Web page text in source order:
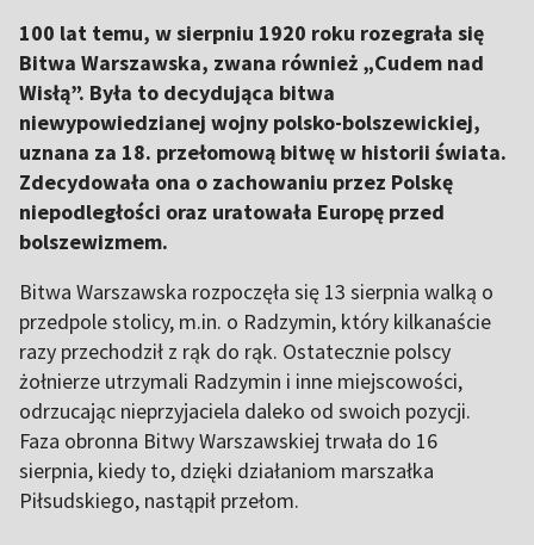
100 lat temu, w sierpniu 1920 roku rozegrała się
Bitwa Warszawska, zwana również „Cudem nad
Wisłą”. Była to decydująca bitwa
niewypowiedzianej wojny polsko-bolszewickiej,
uznana za 18. przełomową bitwę w historii świata.
Zdecydowała ona o zachowaniu przez Polskę
niepodległości oraz uratowała Europę przed
bolszewizmem.
Bitwa Warszawska rozpoczęła się 13 sierpnia walką o
przedpole stolicy, m.in. o Radzymin, który kilkanaście
razy przechodził z rąk do rąk. Ostatecznie polscy
żołnierze utrzymali Radzymin i inne miejscowości,
odrzucając nieprzyjaciela daleko od swoich pozycji.
Faza obronna Bitwy Warszawskiej trwała do 16
sierpnia, kiedy to, dzięki działaniom marszałka
Piłsudskiego, nastąpił przełom.